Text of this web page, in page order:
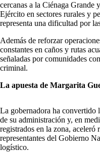
cercanas a la Ciénaga Grande
Ejército en sectores rurales y
representa una dificultad por
Además de reforzar
constantes en caños y rutas
señaladas por comunidades
criminal.
La apuesta de Margarita
La gobernadora ha convertido
de su administración y, en
registrados en la zona,
representantes del Gobierno
logístico.